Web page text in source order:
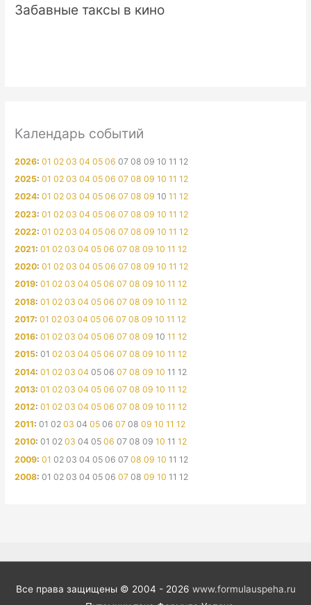
Забавные таксы в кино
Календарь событий
2026:01 02 03 04 05 06 07 08 09 10 11 12
2025:01 02 03 04 05 06 07 08 09 10 11 12
2024:01 02 03 04 05 06 07 08 09 10 11 12
2023:01 02 03 04 05 06 07 08 09 10 11 12
2022:01 02 03 04 05 06 07 08 09 10 11 12
2021:01 02 03 04 05 06 07 08 09 10 11 12
2020:01 02 03 04 05 06 07 08 09 10 11 12
2019:01 02 03 04 05 06 07 08 09 10 11 12
2018:01 02 03 04 05 06 07 08 09 10 11 12
2017:01 02 03 04 05 06 07 08 09 10 11 12
2016:01 02 03 04 05 06 07 08 09 10 11 12
2015:01 02 03 04 05 06 07 08 09 10 11 12
2014:01 02 03 04 05 06 07 08 09 10 11 12
2013:01 02 03 04 05 06 07 08 09 10 11 12
2012:01 02 03 04 05 06 07 08 09 10 11 12
2011:01 02 03 04 05 06 07 08 09 10 11 12
2010:01 02 03 04 05 06 07 08 09 10 11 12
2009:01 02 03 04 05 06 07 08 09 10 11 12
2008:01 02 03 04 05 06 07 08 09 10 11 12
Все права защищены © 2004 - 2026 www.formulauspeha.ru